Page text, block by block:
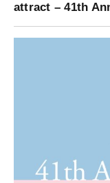
attract – 41th